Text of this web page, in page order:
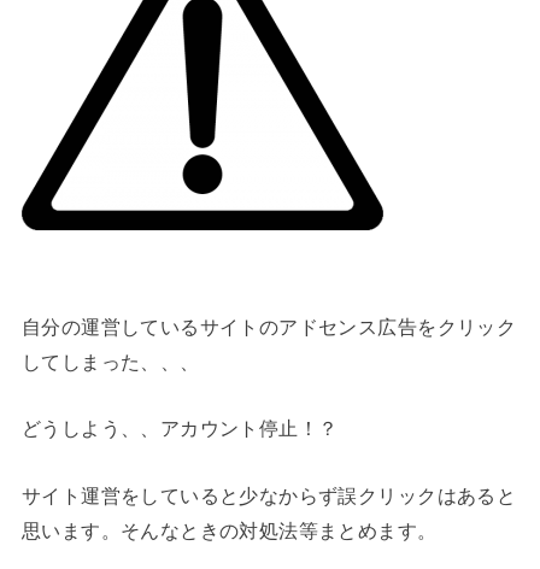
自分の運営しているサイトのアドセンス広告をクリック
してしまった、、、
どうしよう、、アカウント停止！？
サイト運営をしていると少なからず誤クリックはあると
思います。そんなときの対処法等まとめます。